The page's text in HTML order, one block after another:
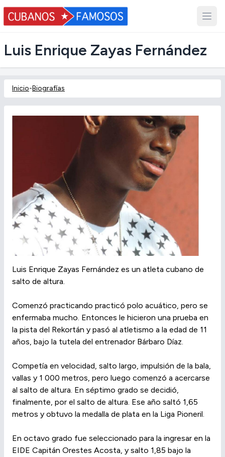
Luis Enrique Zayas Fernández
Inicio-Biografías
Luis Enrique Zayas Fernández es un atleta cubano de
salto de altura.
Comenzó practicando practicó polo acuático, pero se
enfermaba mucho. Entonces le hicieron una prueba en
la pista del Rekortán y pasó al atletismo a la edad de 11
años, bajo la tutela del entrenador Bárbaro Díaz.
Competía en velocidad, salto largo, impulsión de la bala,
vallas y 1 000 metros, pero luego comenzó a acercarse
al salto de altura. En séptimo grado se decidió,
finalmente, por el salto de altura. Ese año saltó 1,65
metros y obtuvo la medalla de plata en la Liga Pioneril.
En octavo grado fue seleccionado para la ingresar en la
EIDE Capitán Orestes Acosta, y salto 1,85 bajo la